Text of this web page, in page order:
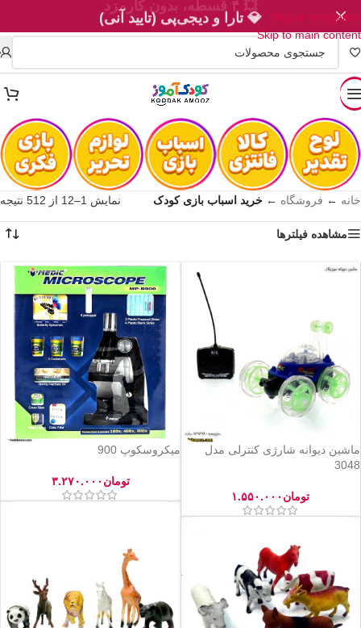
Skip to navigation
Skip to main content
💎 تارا و دیجی‌پی (تایید آنی)
خانه ← فروشگاه ← خرید اسباب بازی کودک نمایش 1–12 از 512 نتیجه
مشاهده فیلترها
ماشین دیوانه شارژی کنترلی مدل
3048
تومان ۱.۵۵۰.۰۰۰
میکروسکوپ 900
تومان ۳.۲۷۰.۰۰۰